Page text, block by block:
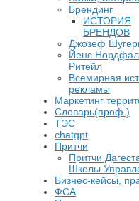
Брендинг
ИСТОРИЯ
БРЕНДОВ
Джозеф
​Йенс
Ритейл
Всемирная
рекламы
Маркетинг
Словарь(проф.)
ТЭС
chatgpt
Притчи
Притчи
Школы
Бизнес-кейсы,
ФСА